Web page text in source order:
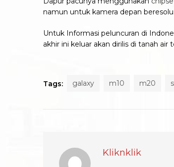
namun untuk kamera depan
Untuk Informasi peluncuran di
akhir ini keluar akan dirilis di tanah air
Tags: galaxy m10 m20
Kliknklik